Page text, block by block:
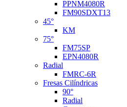
PPNM4080R
FM90SDXT13
45°
KM
75°
FM75SP
EPN4080R
Radial
FMRC-6R
Fresas Cilíndricas
90°
Radial